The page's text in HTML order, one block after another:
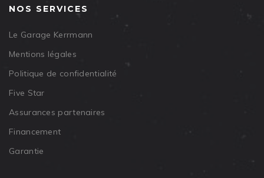
NOS SERVICES
Le Garage Kerrmann
Mentions légales
Politique de confidentialité
Five Star
Assurances partenaires
Financement
Garantie